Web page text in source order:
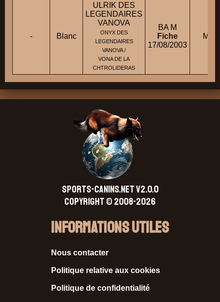
- Blanc
ULRIK DES
LEGENDAIRES
VANOVA
ONYX DES
LEGENDAIRES
VANOVA /
VONA DE LA
CHTROLIDERAS
BA M
Fiche
17/08/2003
M.
SPORTS-CANINS.NET V2.0.0
Copyright © 2008-2026
Informations Utiles
Nous contacter
Politique relative aux cookies
Politique de confidentialité